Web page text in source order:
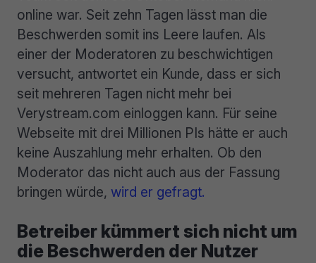
online war. Seit zehn Tagen lässt man die
Beschwerden somit ins Leere laufen. Als
einer der Moderatoren zu beschwichtigen
versucht, antwortet ein Kunde, dass er sich
seit mehreren Tagen nicht mehr bei
Verystream.com einloggen kann. Für seine
Webseite mit drei Millionen PIs hätte er auch
keine Auszahlung mehr erhalten. Ob den
Moderator das nicht auch aus der Fassung
bringen würde, wird er gefragt.
Betreiber kümmert sich nicht um
die Beschwerden der Nutzer